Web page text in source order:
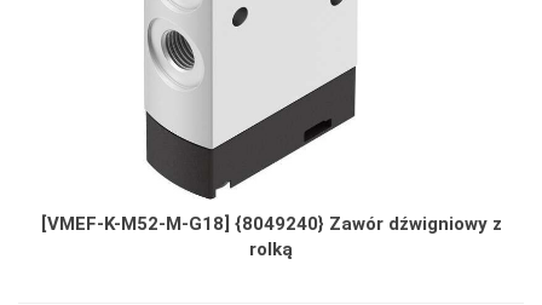
[VMEF-K-M52-M-G18] {8049240} Zawór dźwigniowy z
rolką